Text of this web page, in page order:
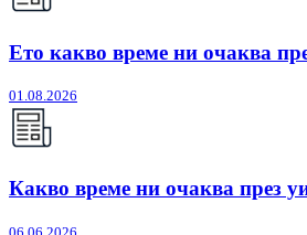
Ето какво време ни очаква
01.08.2026
Какво време ни очаква през